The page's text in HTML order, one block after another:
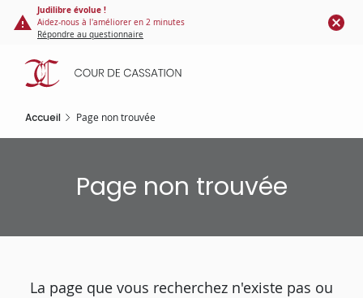
Panneau de gestion des cookies
contenu
principal
Judilibre évolue !
Aidez-nous à l'améliorer en 2 minutes
Répondre au questionnaire
Accueil Page non trouvée
Page non trouvée
La page que vous recherchez n'existe pas ou